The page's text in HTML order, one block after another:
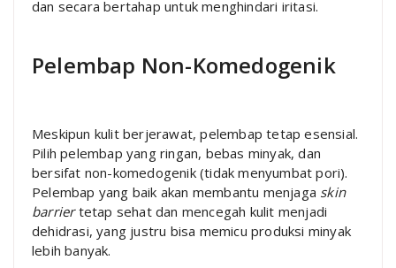
dan secara bertahap untuk menghindari iritasi.
Pelembap Non-Komedogenik
Meskipun kulit berjerawat, pelembap tetap esensial.
Pilih pelembap yang ringan, bebas minyak, dan
bersifat non-komedogenik (tidak menyumbat pori).
Pelembap yang baik akan membantu menjaga skin
barriertetap sehat dan mencegah kulit menjadi
dehidrasi, yang justru bisa memicu produksi minyak
lebih banyak.